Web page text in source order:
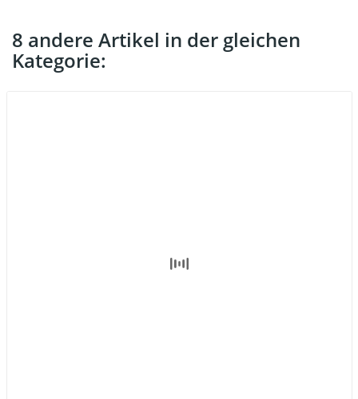
8 andere Artikel in der gleichen
Kategorie: